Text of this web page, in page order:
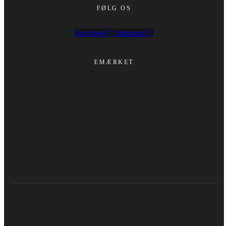
FØLG OS
Facebook Instagram
EMÆRKET